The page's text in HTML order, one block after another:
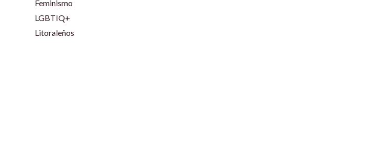
Feminismo
LGBTIQ+
Litoraleños